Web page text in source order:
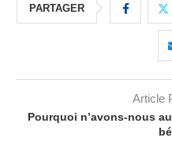
PARTAGER
Article
Pourquoi n’avons-nous